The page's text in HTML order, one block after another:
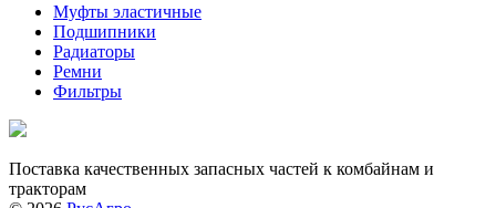
Муфты эластичные
Подшипники
Радиаторы
Ремни
Фильтры
Поставка качественных запасных частей к комбайнам и
тракторам